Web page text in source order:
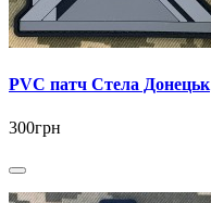
PVC патч Стела Донецьк
300грн